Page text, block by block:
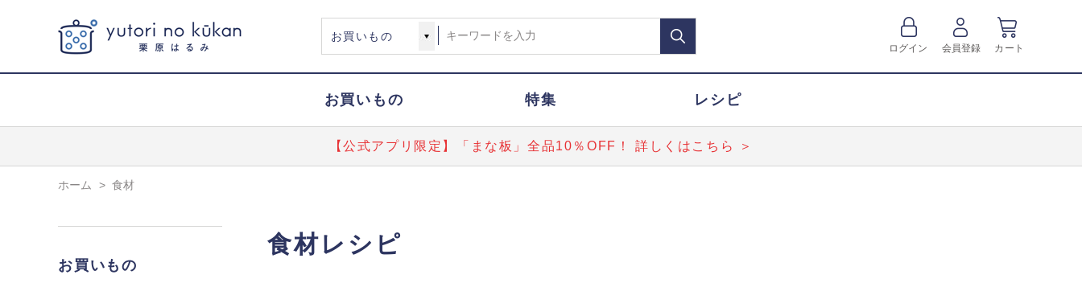
ログイン 会員登録 カート
お買いもの 特集 レシピ
【公式アプリ限定】「まな板」全品10％OFF！ 詳しくはこちら ＞
ホーム > 食材
お買いもの
食材レシピ